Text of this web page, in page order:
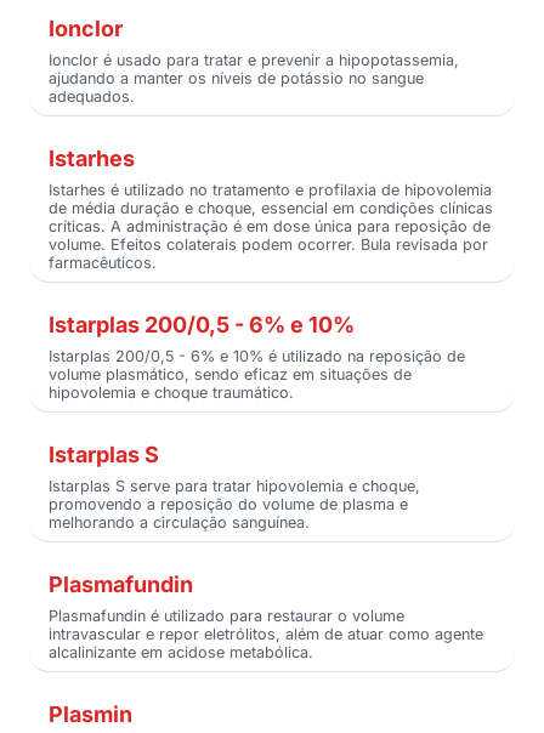
Ionclor
Ionclor é usado para tratar e prevenir a hipopotassemia,
ajudando a manter os níveis de potássio no sangue
adequados.
Istarhes
Istarhes é utilizado no tratamento e profilaxia de hipovolemia
de média duração e choque, essencial em condições clínicas
críticas. A administração é em dose única para reposição de
volume. Efeitos colaterais podem ocorrer. Bula revisada por
farmacêuticos.
Istarplas 200/0,5 - 6% e 10%
Istarplas 200/0,5 - 6% e 10% é utilizado na reposição de
volume plasmático, sendo eficaz em situações de
hipovolemia e choque traumático.
Istarplas S
Istarplas S serve para tratar hipovolemia e choque,
promovendo a reposição do volume de plasma e
melhorando a circulação sanguínea.
Plasmafundin
Plasmafundin é utilizado para restaurar o volume
intravascular e repor eletrólitos, além de atuar como agente
alcalinizante em acidose metabólica.
Plasmin